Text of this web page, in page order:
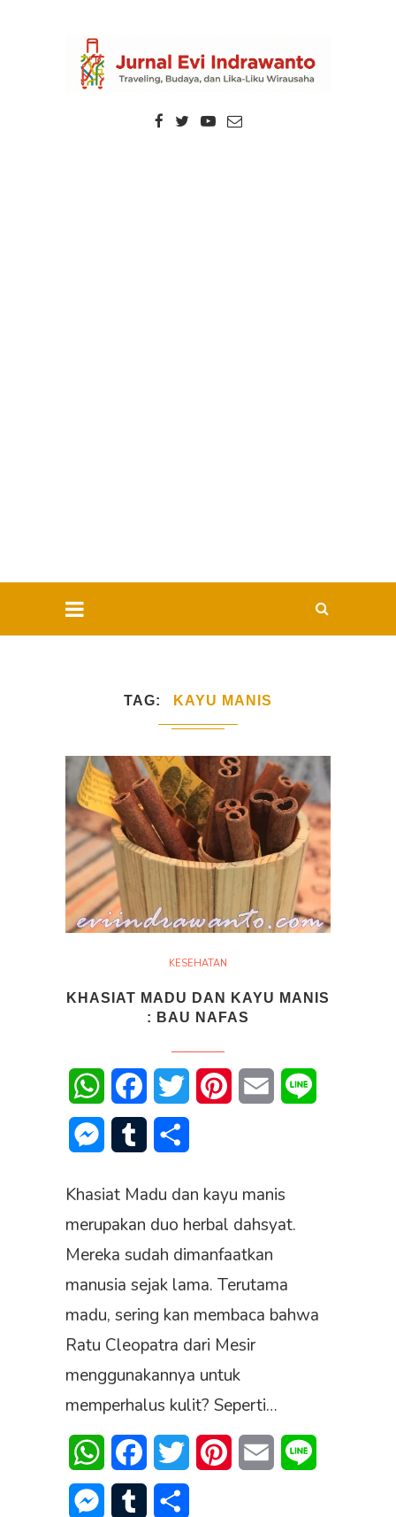
TAG KAYU MANIS
KESEHATAN
KHASIAT MADU DAN KAYU MANIS
: BAU NAFAS
WhatsAppFacebookTwitter PinterestEmail
Messenger
Tumblr
Khasiat Madu dan kayu manis
merupakan duo herbal dahsyat.
Mereka sudah dimanfaatkan
manusia sejak lama. Terutama
madu, sering kan membaca bahwa
Ratu Cleopatra dari Mesir
menggunakannya untuk
memperhalus kulit? Seperti…
WhatsAppFacebookTwitter PinterestEmail
Messenger
Tumblr